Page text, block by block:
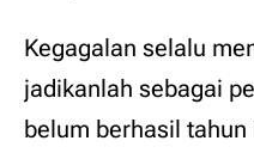
Kegagalan selalu
jadikanlah sebagai
belum berhasil